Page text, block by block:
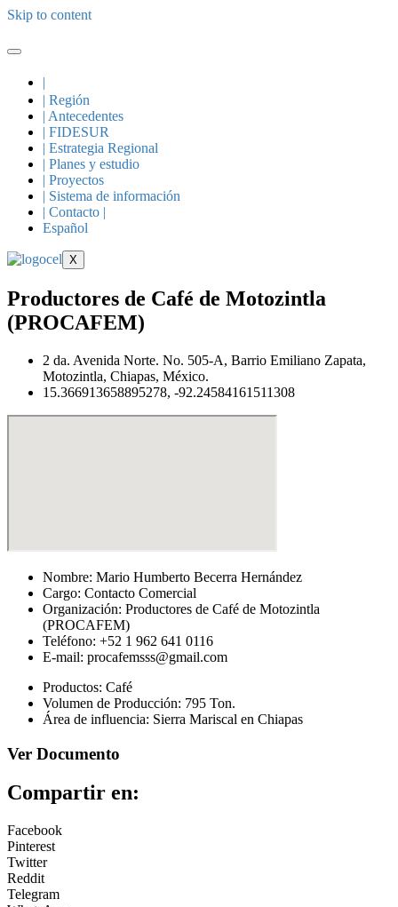
Skip to content
|
| Región
| Antecedentes
| FIDESUR
| Estrategia Regional
| Planes y estudio
| Proyectos
| Sistema de información
| Contacto |
Español
X
Productores de Café de Motozintla
(PROCAFEM)
2 da. Avenida Norte. No. 505-A, Barrio Emiliano Zapata,
Motozintla, Chiapas, México.
15.366913658895278, -92.24584161511308
Nombre: Mario Humberto Becerra Hernández
Cargo: Contacto Comercial
Organización: Productores de Café de Motozintla
(PROCAFEM)
Teléfono: +52 1 962 641 0116
E-mail: procafemsss@gmail.com
Productos: Café
Volumen de Producción: 795 Ton.
Área de influencia: Sierra Mariscal en Chiapas
Ver Documento
Compartir en:
Facebook
Pinterest
Twitter
Reddit
Telegram